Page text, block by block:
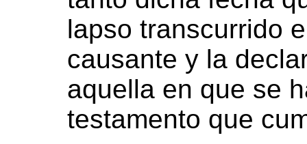
lapso transcurrido
causante y la
aquella en que se
testamento que